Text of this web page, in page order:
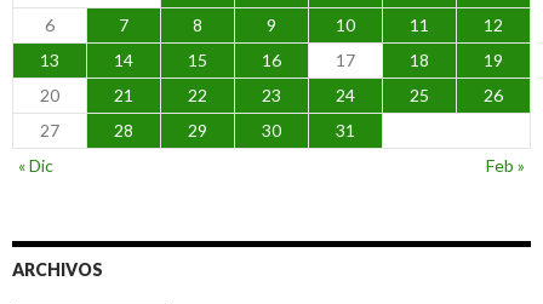
6
7 8 9 10 11
12
13
14 15 16 17 18
19
20
21 22 23 24 25
26
27
28 29 30
31
« Dic
Feb »
ARCHIVOS